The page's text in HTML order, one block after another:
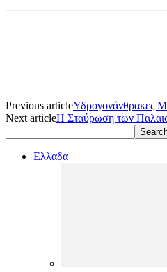
Previous articleΥδρογονάνθρακες
Next articleΗ Σταύρωση των
Ελλαδα